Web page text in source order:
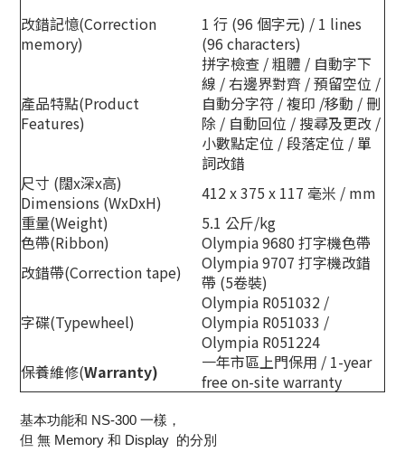
改錯記憶(Correction
memory)
1 行 (96 個字元) / 1 lines
(96 characters)
產品特點(Product
Features)
拼字檢查 / 粗體 / 自動字下
線 / 右邊界對齊 / 預留空位 /
自動分字符 / 複印 /移動 / 刪
除 / 自動回位 / 搜尋及更改 /
小數點定位 / 段落定位 / 單
詞改錯
尺寸 (闊x深x高)
Dimensions (WxDxH)
412 x 375 x 117 毫米 / mm
重量(Weight)
5.1 公斤/kg
色帶(Ribbon)
Olympia 9680 打字機色帶
改錯帶(Correction tape)
Olympia 9707 打字機改錯
帶 (5卷裝)
字碟(Typewheel)
Olympia R051032 /
Olympia R051033 /
Olympia R051224
保養維修(Warranty)
一年市區上門保用 / 1-year
free on-site warranty
基本功能和 NS-300 一樣，
但 無 Memory 和 Display 的分別